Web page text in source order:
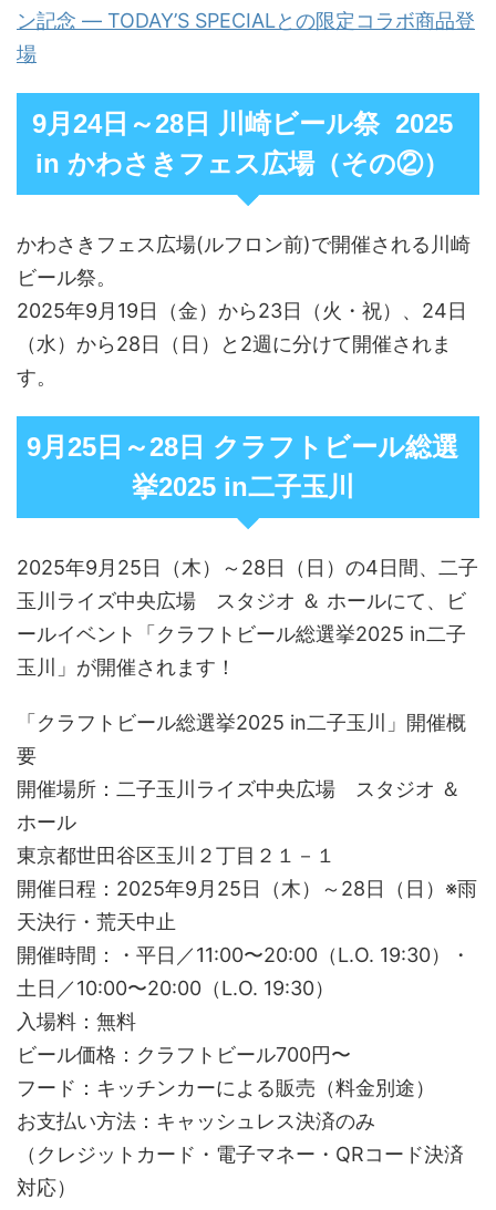
ン記念 — TODAY’S SPECIALとの限定コラボ商品登
場
9月24日～28日 川崎ビール祭 2025
in かわさきフェス広場（その②）
かわさきフェス広場(ルフロン前)で開催される川崎
ビール祭。
2025年9月19日（金）から23日（火・祝）、24日
（水）から28日（日）と2週に分けて開催されま
す。
9月25日～28日 クラフトビール総選
挙2025 in二子玉川
2025年9月25日（木）～28日（日）の4日間、二子
玉川ライズ中央広場 スタジオ ＆ ホールにて、ビ
ールイベント「クラフトビール総選挙2025 in二子
玉川」が開催されます！
「クラフトビール総選挙2025 in二子玉川」開催概
要
開催場所：二子玉川ライズ中央広場 スタジオ ＆
ホール
東京都世田谷区玉川２丁目２１－１
開催日程：2025年9月25日（木）～28日（日）※雨
天決行・荒天中止
開催時間：・平日／11:00〜20:00（L.O. 19:30）・
土日／10:00〜20:00（L.O. 19:30）
入場料：無料
ビール価格：クラフトビール700円〜
フード：キッチンカーによる販売（料金別途）
お支払い方法：キャッシュレス決済のみ
（クレジットカード・電子マネー・QRコード決済
対応）